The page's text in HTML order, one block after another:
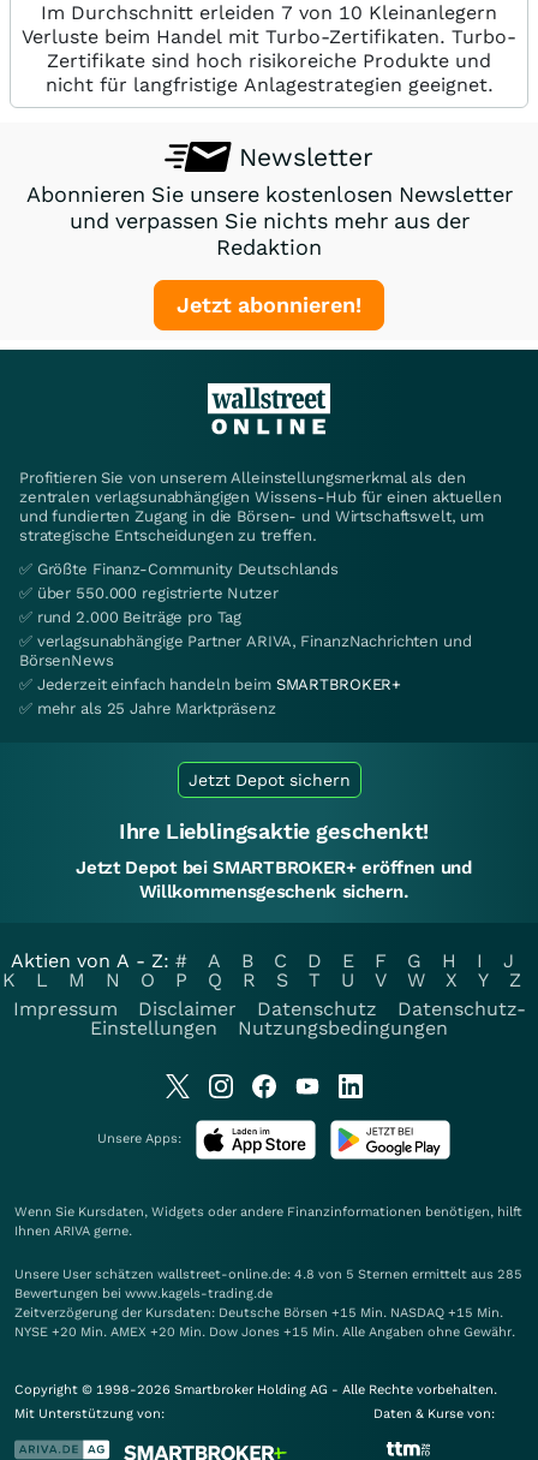
Im Durchschnitt erleiden 7 von 10 Kleinanlegern
Verluste beim Handel mit Turbo-Zertifikaten. Turbo-
Zertifikate sind hoch risikoreiche Produkte und
nicht für langfristige Anlagestrategien geeignet.
Newsletter
Abonnieren Sie unsere kostenlosen Newsletter
und verpassen Sie nichts mehr aus der
Redaktion
Jetzt abonnieren!
Profitieren Sie von unserem Alleinstellungsmerkmal als den
zentralen verlagsunabhängigen Wissens-Hub für einen aktuellen
und fundierten Zugang in die Börsen- und Wirtschaftswelt, um
strategische Entscheidungen zu treffen.
✅ Größte Finanz-Community Deutschlands
✅ über 550.000 registrierte Nutzer
✅ rund 2.000 Beiträge pro Tag
✅ verlagsunabhängige Partner ARIVA, FinanzNachrichten und
BörsenNews
✅ Jederzeit einfach handeln beim SMARTBROKER+
✅ mehr als 25 Jahre Marktpräsenz
Jetzt Depot sichern
Ihre Lieblingsaktie geschenkt!
Jetzt Depot bei SMARTBROKER+ eröffnen und
Willkommensgeschenk sichern.
Aktien von A - Z: # A B C D E F G H I
J
K
L M N O P Q R S T U V W X Y
Z
Impressum
Disclaimer Datenschutz
Datenschutz-
Einstellungen
Nutzungsbedingungen
Unsere Apps:
Wenn Sie Kursdaten, Widgets oder andere Finanzinformationen benötigen, hilft
Ihnen ARIVA gerne.
Unsere User schätzen wallstreet-online.de: 4.8 von 5 Sternen ermittelt aus 285
Bewertungen bei www.kagels-trading.de
Zeitverzögerung der Kursdaten: Deutsche Börsen +15 Min. NASDAQ +15 Min.
NYSE +20 Min. AMEX +20 Min. Dow Jones +15 Min. Alle Angaben ohne Gewähr.
Copyright © 1998-2026 Smartbroker Holding AG - Alle Rechte vorbehalten.
Mit Unterstützung von:
Daten & Kurse von: